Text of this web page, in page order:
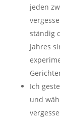
jeden
ständig
Jahres
Ich
und